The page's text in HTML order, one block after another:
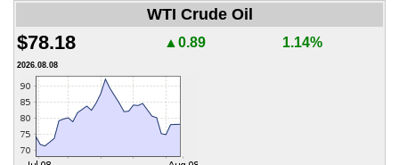
WTI Crude Oil
$78.18 ▲0.89 1.14%
2026.08.08